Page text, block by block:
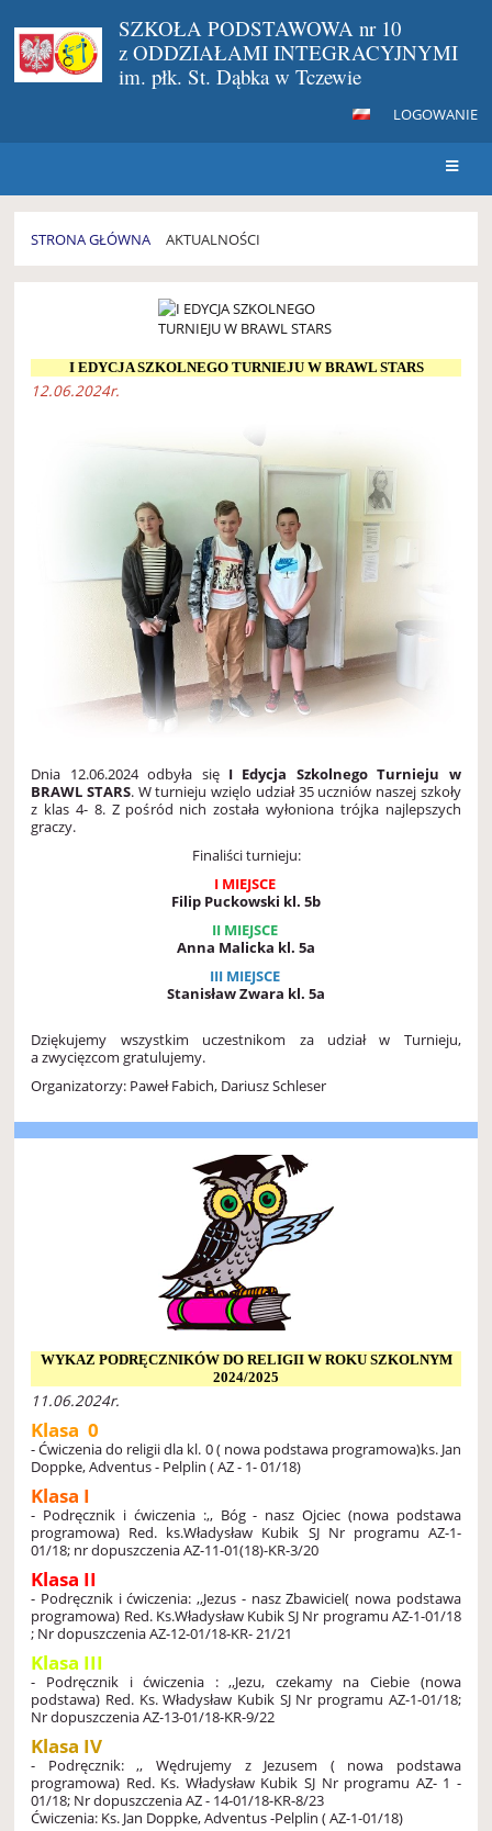
SZKOŁA PODSTAWOWA nr 10
z ODDZIAŁAMI INTEGRACYJNYMI
im. płk. St. Dąbka w Tczewie
LOGOWANIE
STRONA GŁÓWNA AKTUALNOŚCI
I EDYCJA SZKOLNEGO TURNIEJU W BRAWL STARS
12.06.2024r.
Dnia 12.06.2024 odbyła się I Edycja Szkolnego Turnieju w
BRAWL STARS. W turnieju wzięlo udział 35 uczniów naszej szkoły
z klas 4- 8. Z pośród nich została wyłoniona trójka najlepszych
graczy.
Finaliści turnieju:
I MIEJSCE
Filip Puckowski kl. 5b
II MIEJSCE
Anna Malicka kl. 5a
III MIEJSCE
Stanisław Zwara kl. 5a
Dziękujemy wszystkim uczestnikom za udział w Turnieju,
a zwycięzcom gratulujemy.
Organizatorzy: Paweł Fabich, Dariusz Schleser
WYKAZ PODRĘCZNIKÓW DO RELIGII W ROKU SZKOLNYM
2024/2025
11.06.2024r.
Klasa 0
- Ćwiczenia do religii dla kl. 0 ( nowa podstawa programowa)ks. Jan
Doppke, Adventus - Pelplin ( AZ - 1- 01/18)
Klasa I
- Podręcznik i ćwiczenia :,, Bóg - nasz Ojciec (nowa podstawa
programowa) Red. ks.Władysław Kubik SJ Nr programu AZ-1-
01/18; nr dopuszczenia AZ-11-01(18)-KR-3/20
Klasa II
- Podręcznik i ćwiczenia: ,,Jezus - nasz Zbawiciel( nowa podstawa
programowa) Red. Ks.Władysław Kubik SJ Nr programu AZ-1-01/18
; Nr dopuszczenia AZ-12-01/18-KR- 21/21
Klasa III
- Podręcznik i ćwiczenia : ,,Jezu, czekamy na Ciebie (nowa
podstawa) Red. Ks. Władysław Kubik SJ Nr programu AZ-1-01/18;
Nr dopuszczenia AZ-13-01/18-KR-9/22
Klasa IV
- Podręcznik: ,, Wędrujemy z Jezusem ( nowa podstawa
programowa) Red. Ks. Władysław Kubik SJ Nr programu AZ- 1 -
01/18; Nr dopuszczenia AZ - 14-01/18-KR-8/23
Ćwiczenia: Ks. Jan Doppke, Adventus -Pelplin ( AZ-1-01/18)